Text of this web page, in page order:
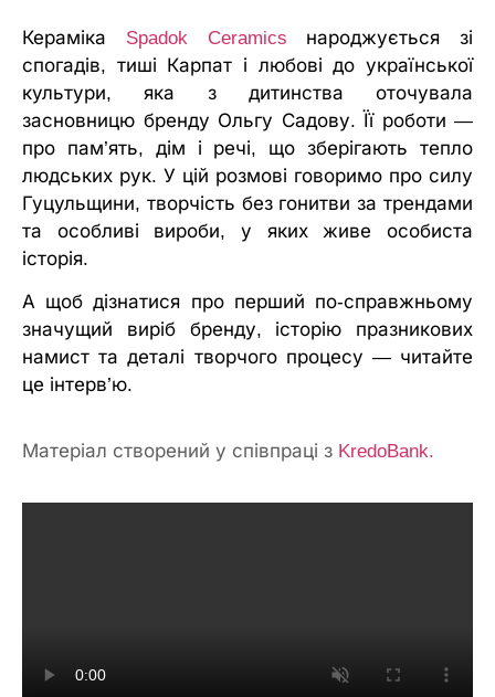
Кераміка Spadok Ceramics народжується зі
спогадів, тиші Карпат і любові до української
культури, яка з дитинства оточувала
засновницю бренду Ольгу Садову. Її роботи —
про пам’ять, дім і речі, що зберігають тепло
людських рук. У цій розмові говоримо про силу
Гуцульщини, творчість без гонитви за трендами
та особливі вироби, у яких живе особиста
історія.
А щоб дізнатися про перший по-справжньому
значущий виріб бренду, історію празникових
намист та деталі творчого процесу — читайте
це інтерв’ю.
Матеріал створений у співпраці з KredoBank.